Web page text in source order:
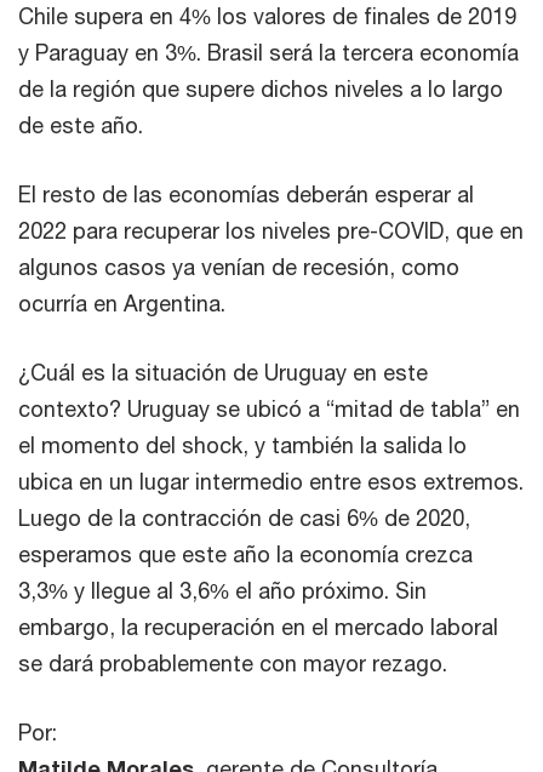
Chile supera en 4% los valores de finales de 2019
y Paraguay en 3%. Brasil será la tercera economía
de la región que supere dichos niveles a lo largo
de este año.
El resto de las economías deberán esperar al
2022 para recuperar los niveles pre-COVID, que en
algunos casos ya venían de recesión, como
ocurría en Argentina.
¿Cuál es la situación de Uruguay en este
contexto? Uruguay se ubicó a “mitad de tabla” en
el momento del shock, y también la salida lo
ubica en un lugar intermedio entre esos extremos.
Luego de la contracción de casi 6% de 2020,
esperamos que este año la economía crezca
3,3% y llegue al 3,6% el año próximo. Sin
embargo, la recuperación en el mercado laboral
se dará probablemente con mayor rezago.
Por: